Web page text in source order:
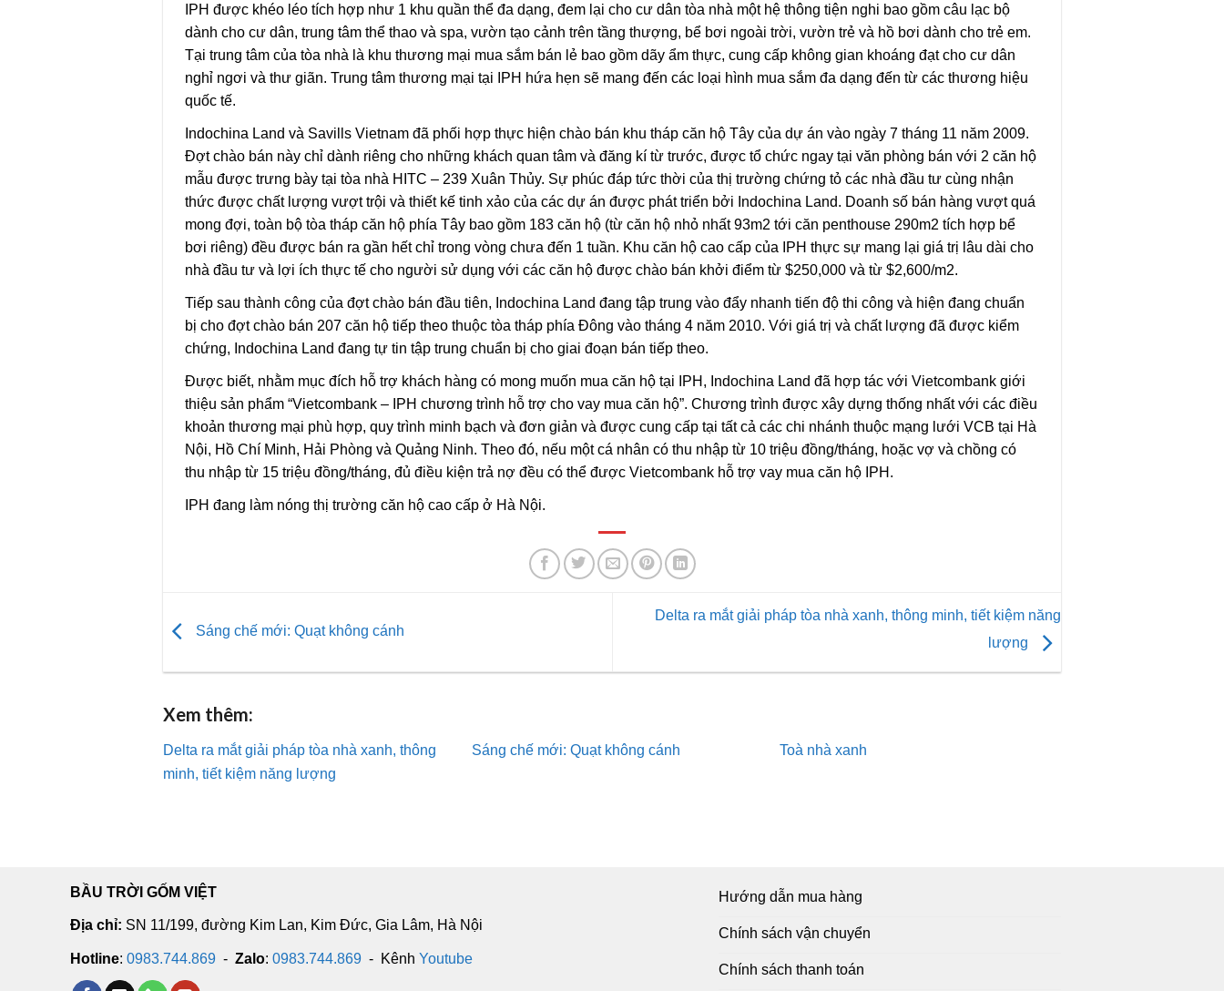
IPH được khéo léo tích hợp như 1 khu quần thể đa dạng, đem lại cho cư dân tòa nhà một hệ thông tiện nghi bao gồm câu lạc bộ
dành cho cư dân, trung tâm thể thao và spa, vườn tạo cảnh trên tầng thượng, bể bơi ngoài trời, vườn trẻ và hồ bơi dành cho trẻ em.
Tại trung tâm của tòa nhà là khu thương mại mua sắm bán lẻ bao gồm dãy ẩm thực, cung cấp không gian khoáng đạt cho cư dân
nghỉ ngơi và thư giãn. Trung tâm thương mại tại IPH hứa hẹn sẽ mang đến các loại hình mua sắm đa dạng đến từ các thương hiệu
quốc tế.
Indochina Land và Savills Vietnam đã phối hợp thực hiện chào bán khu tháp căn hộ Tây của dự án vào ngày 7 tháng 11 năm 2009.
Đợt chào bán này chỉ dành riêng cho những khách quan tâm và đăng kí từ trước, được tổ chức ngay tại văn phòng bán với 2 căn hộ
mẫu được trưng bày tại tòa nhà HITC – 239 Xuân Thủy. Sự phúc đáp tức thời của thị trường chứng tỏ các nhà đầu tư cùng nhận
thức được chất lượng vượt trội và thiết kế tinh xảo của các dự án được phát triển bởi Indochina Land. Doanh số bán hàng vượt quá
mong đợi, toàn bộ tòa tháp căn hộ phía Tây bao gồm 183 căn hộ (từ căn hộ nhỏ nhất 93m2 tới căn penthouse 290m2 tích hợp bể
bơi riêng) đều được bán ra gần hết chỉ trong vòng chưa đến 1 tuần. Khu căn hộ cao cấp của IPH thực sự mang lại giá trị lâu dài cho
nhà đầu tư và lợi ích thực tế cho người sử dụng với các căn hộ được chào bán khởi điểm từ $250,000 và từ $2,600/m2.
Tiếp sau thành công của đợt chào bán đầu tiên, Indochina Land đang tập trung vào đẩy nhanh tiến độ thi công và hiện đang chuẩn
bị cho đợt chào bán 207 căn hộ tiếp theo thuộc tòa tháp phía Đông vào tháng 4 năm 2010. Với giá trị và chất lượng đã được kiểm
chứng, Indochina Land đang tự tin tập trung chuẩn bị cho giai đoạn bán tiếp theo.
Được biết, nhằm mục đích hỗ trợ khách hàng có mong muốn mua căn hộ tại IPH, Indochina Land đã hợp tác với Vietcombank giới
thiệu sản phẩm “Vietcombank – IPH chương trình hỗ trợ cho vay mua căn hộ”. Chương trình được xây dựng thống nhất với các điều
khoản thương mại phù hợp, quy trình minh bạch và đơn giản và được cung cấp tại tất cả các chi nhánh thuộc mạng lưới VCB tại Hà
Nội, Hồ Chí Minh, Hải Phòng và Quảng Ninh. Theo đó, nếu một cá nhân có thu nhập từ 10 triệu đồng/tháng, hoặc vợ và chồng có
thu nhập từ 15 triệu đồng/tháng, đủ điều kiện trả nợ đều có thể được Vietcombank hỗ trợ vay mua căn hộ IPH.
IPH đang làm nóng thị trường căn hộ cao cấp ở Hà Nội.
Sáng chế mới: Quạt không cánh
Delta ra mắt giải pháp tòa nhà xanh, thông minh, tiết kiệm năng
lượng
Xem thêm:
Delta ra mắt giải pháp tòa nhà xanh, thông
minh, tiết kiệm năng lượng
Sáng chế mới: Quạt không cánh Toà nhà xanh
BẦU TRỜI GỐM VIỆT
Địa chỉ: SN 11/199, đường Kim Lan, Kim Đức, Gia Lâm, Hà Nội
Hotline: 0983.744.869 - Zalo: 0983.744.869 - Kênh Youtube
Hướng dẫn mua hàng
Chính sách vận chuyển
Chính sách thanh toán